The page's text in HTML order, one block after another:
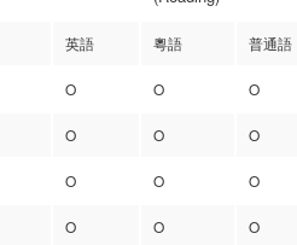
英語 粵語 普通語
O O O
O O O
O O O
O O O